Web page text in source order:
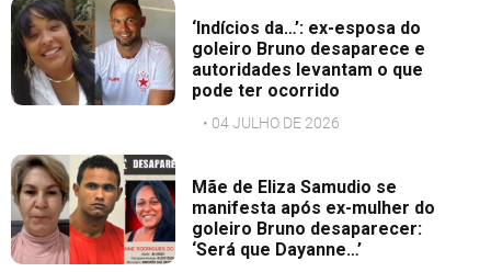
‘Indícios da…’: ex-esposa do
goleiro Bruno desaparece e
autoridades levantam o que
pode ter ocorrido
• 04 JULHO DE 2026
Mãe de Eliza Samudio se
manifesta após ex-mulher do
goleiro Bruno desaparecer:
‘Será que Dayanne…’